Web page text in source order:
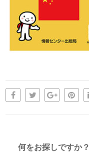
何をお探しですか？